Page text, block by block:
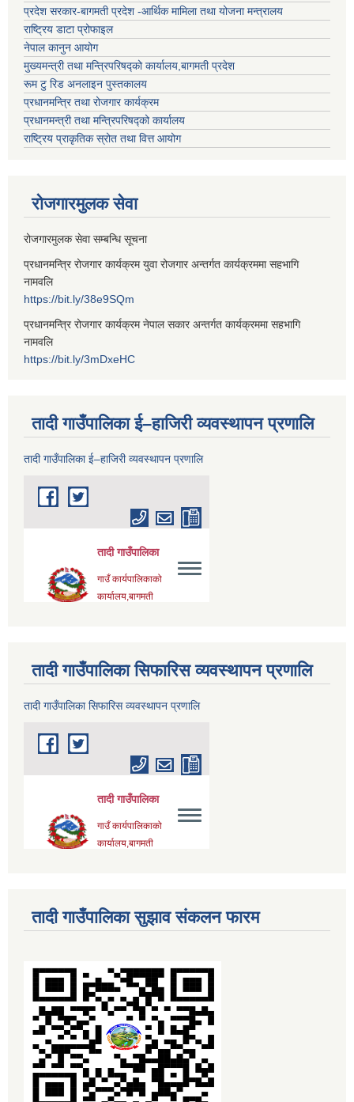
प्रदेश सरकार-बागमती प्रदेश -आर्थिक मामिला तथा योजना मन्त्रालय
राष्ट्रिय डाटा प्रोफाइल
नेपाल कानुन आयोग
मुख्यमन्त्री तथा मन्त्रिपरिषद्को कार्यालय,बागमती प्रदेश
रूम टु रिड अनलाइन पुस्तकालय
प्रधानमन्त्रि तथा रोजगार कार्यक्रम
प्रधानमन्त्री तथा मन्त्रिपरिषद्को कार्यालय
राष्ट्रिय प्राकृतिक स्रोत तथा वित्त आयोग
रोजगारमुलक सेवा
रोजगारमुलक सेवा सम्बन्धि सूचना
प्रधानमन्त्रि रोजगार कार्यक्रम युवा रोजगार अन्तर्गत कार्यक्रममा सहभागि
नामवलि
https://bit.ly/38e9SQm
प्रधानमन्त्रि रोजगार कार्यक्रम नेपाल सकार अन्तर्गत कार्यक्रममा सहभागि
नामवलि
https://bit.ly/3mDxeHC
तादी गाउँपालिका ई–हाजिरी व्यवस्थापन प्रणालि
तादी गाउँपालिका ई–हाजिरी व्यवस्थापन प्रणालि
तादी गाउँपालिका सिफारिस व्यवस्थापन प्रणालि
तादी गाउँपालिका सिफारिस व्यवस्थापन प्रणालि
तादी गाउँपालिका सुझाव संकलन फारम